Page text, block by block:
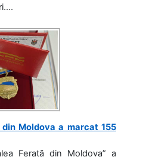
Moldova a marcat 155
Ferată din Moldova” a